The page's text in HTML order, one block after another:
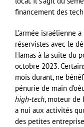
financement des
L’armée israélienne
réservistes avec le
Hamas à la suite du
octobre 2023.
mois durant, ne
pénurie de main
high-tech, moteur de
a nui aux activités
des petites